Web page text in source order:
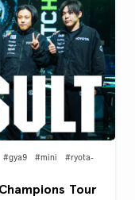
#gya9 #mini
#ryota-
Tour